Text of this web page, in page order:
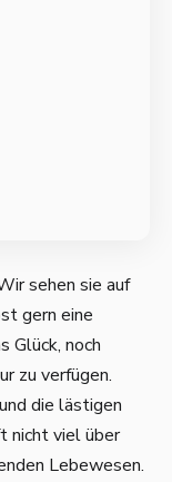
sehen sie auf
gern eine
Glück, noch
zu verfügen.
die lästigen
nicht viel über
Lebewesen.